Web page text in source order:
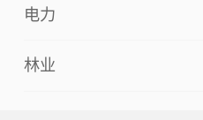
电力
林业